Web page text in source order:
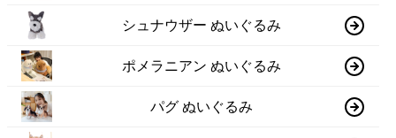
シュナウザー ぬいぐるみ
ポメラニアン ぬいぐるみ
パグ ぬいぐるみ